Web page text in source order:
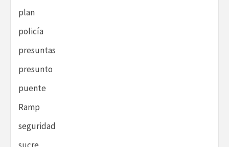
plan
policía
presuntas
presunto
puente
Ramp
seguridad